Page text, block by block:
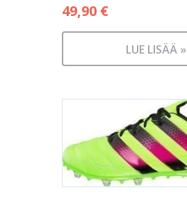
49,90 €
LUE LISÄÄ »